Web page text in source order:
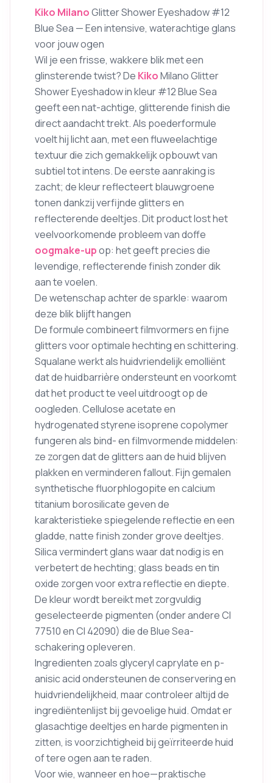
Kiko MilanoGlitter Shower Eyeshadow #12
Blue Sea — Een intensive, waterachtige glans
voor jouw ogen
Wil je een frisse, wakkere blik met een
glinsterende twist? De KikoMilano Glitter
Shower Eyeshadow in kleur #12 Blue Sea
geeft een nat-achtige, glitterende finish die
direct aandacht trekt. Als poederformule
voelt hij licht aan, met een fluweelachtige
textuur die zich gemakkelijk opbouwt van
subtiel tot intens. De eerste aanraking is
zacht; de kleur reflecteert blauwgroene
tonen dankzij verfijnde glitters en
reflecterende deeltjes. Dit product lost het
veelvoorkomende probleem van doffe
oogmake-upop: het geeft precies die
levendige, reflecterende finish zonder dik
aan te voelen.
De wetenschap achter de sparkle: waarom
deze blik blijft hangen
De formule combineert filmvormers en fijne
glitters voor optimale hechting en schittering.
Squalane werkt als huidvriendelijk emolliënt
dat de huidbarrière ondersteunt en voorkomt
dat het product te veel uitdroogt op de
oogleden. Cellulose acetate en
hydrogenated styrene isoprene copolymer
fungeren als bind- en filmvormende middelen:
ze zorgen dat de glitters aan de huid blijven
plakken en verminderen fallout. Fijn gemalen
synthetische fluorphlogopite en calcium
titanium borosilicate geven de
karakteristieke spiegelende reflectie en een
gladde, natte finish zonder grove deeltjes.
Silica vermindert glans waar dat nodig is en
verbetert de hechting; glass beads en tin
oxide zorgen voor extra reflectie en diepte.
De kleur wordt bereikt met zorgvuldig
geselecteerde pigmenten (onder andere CI
77510 en CI 42090) die de Blue Sea-
schakering opleveren.
Ingredienten zoals glyceryl caprylate en p-
anisic acid ondersteunen de conservering en
huidvriendelijkheid, maar controleer altijd de
ingrediëntenlijst bij gevoelige huid. Omdat er
glasachtige deeltjes en harde pigmenten in
zitten, is voorzichtigheid bij geïrriteerde huid
of tere ogen aan te raden.
Voor wie, wanneer en hoe—praktische